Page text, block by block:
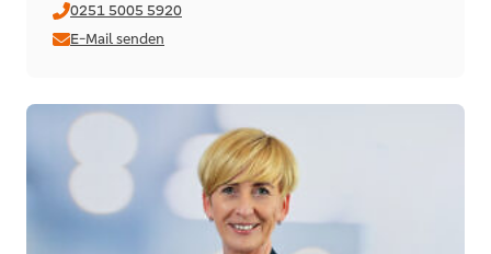
0251 5005 5920
E-Mail senden